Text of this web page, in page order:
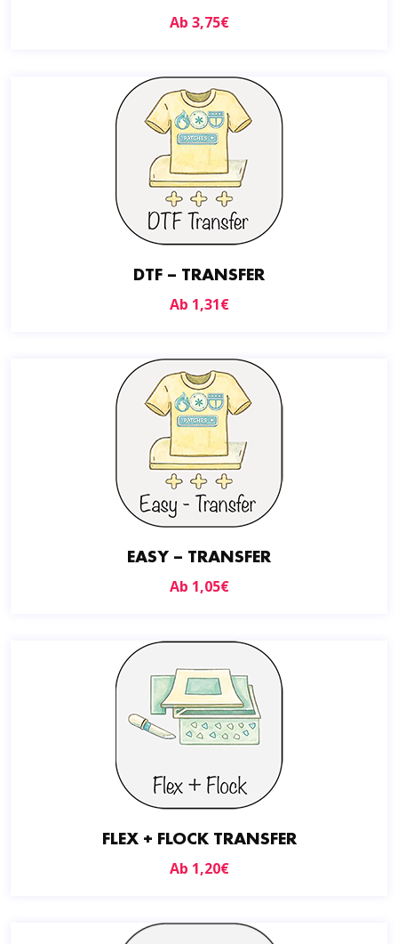
Ab 3,75€
DTF – TRANSFER
Ab 1,31€
EASY – TRANSFER
Ab 1,05€
FLEX + FLOCK TRANSFER
Ab 1,20€